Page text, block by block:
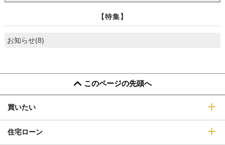
【特集】
お知らせ(8)
このページの先頭へ
買いたい
住宅ローン